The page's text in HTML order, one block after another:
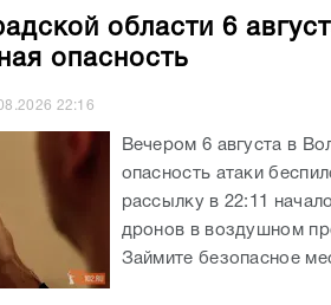
области 6
опасность
22:16
Вечером 6 августа в
опасность атаки
рассылку в 22:11
дронов в воздушном
Займите безопасное